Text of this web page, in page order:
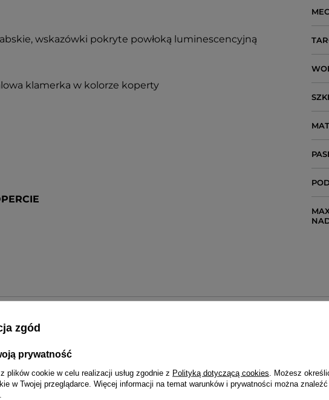
wskazówki pokryte powłoką luminescencyjną
klamerka w kolorze koperty
Gwarancja realizowana jest na podstawie dowodu zakupu przez serwis
pośrednictwem sklepu
zgód
prywatność
plików cookie w celu realizacji usług zgodnie z Polityką dotyczącą cookies . Możesz
w Twojej przeglądarce. Więcej informacji na temat warunków i prywatności można